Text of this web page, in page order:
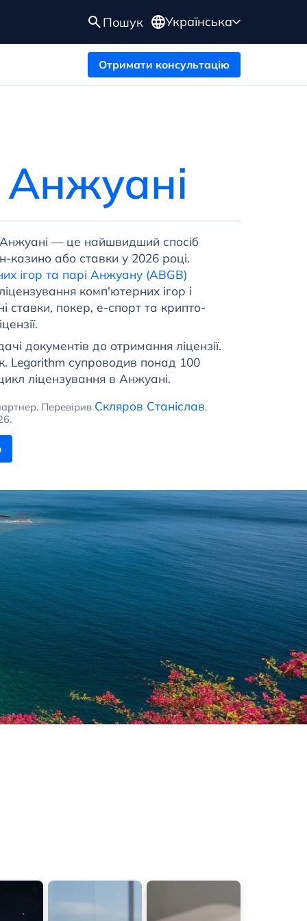
Пошук Українська
Отримати консультацію
Анжуані
Анжуані — це найшвидший спосіб
казино або ставки у 2026 році.
ігор та парі Анжуану (ABGB)
комп'ютерних ігор і
ставки, покер, е-спорт та крипто-
документів до отримання ліцензії.
Legarithm супроводив понад 100
ліцензування в Анжуані.
Перевірив Скляров Станіслав,